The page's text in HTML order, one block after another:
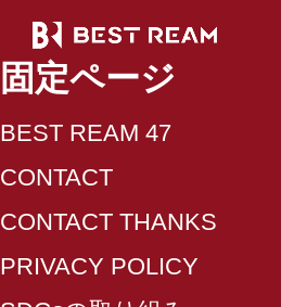
ベストリイムのヒーローたち
索:
固定ページ
BEST REAM 47
CONTACT
CONTACT THANKS
PRIVACY POLICY